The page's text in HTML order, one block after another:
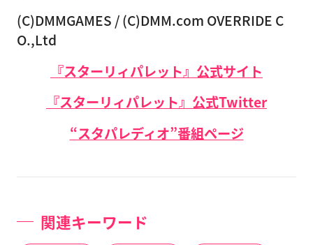
(C)DMMGAMES / (C)DMM.com OVERRIDE C
O.,Ltd
『スターリィパレット』公式サイト
『スターリィパレット』公式Twitter
“スタパレディオ”番組ページ
関連キーワード